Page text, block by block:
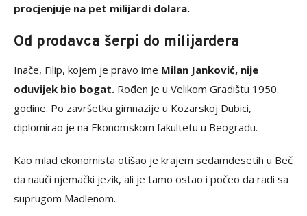
procjenjuje na pet milijardi dolara.
Od prodavca šerpi do milijardera
Inače, Filip, kojem je pravo ime Milan Janković, nije
oduvijek bio bogat. Rođen je u Velikom Gradištu 1950.
godine. Po završetku gimnazije u Kozarskoj Dubici,
diplomirao je na Ekonomskom fakultetu u Beogradu.
Kao mlad ekonomista otišao je krajem sedamdesetih u Beč
da nauči njemački jezik, ali je tamo ostao i počeo da radi sa
suprugom Madlenom.